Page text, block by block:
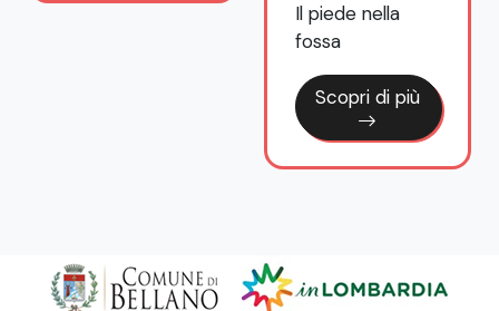
Il piede nella
fossa
Scopri di più